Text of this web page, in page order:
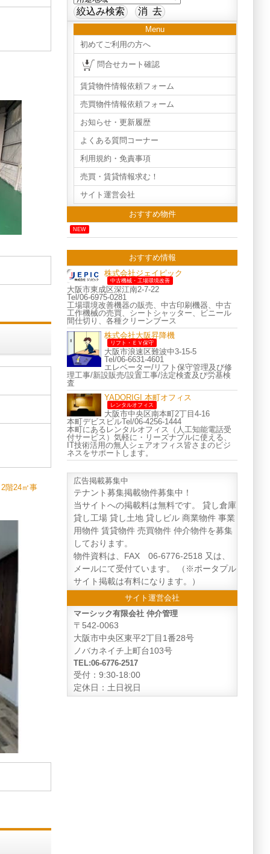
階24㎡事
Menu
初めてご利用の方へ
問合せカート確認
賃貸物件情報依頼フォーム
売買物件情報依頼フォーム
お知らせ・更新履歴
よくある質問コーナー
利用規約・免責事項
売買・賃貸情報求む！
サイト運営会社
おすすめ物件
NEW
おすすめ情報
株式会社ジェイピック
中古機械・工場環境改善
大阪市東成区深江南2-7-22
Tel/06-6975-0281
工場環境改善機器の販売、中古印刷機器、中古
工作機械の売買、シートシャッター、ビニール
間仕切り、各種クリーンブース
株式会社大阪昇降機
リフト・ＥＶ保守
大阪市浪速区難波中3-15-5
Tel/06-6631-4601
エレベーター/リフト保守管理及び修
理工事/新設販売/設置工事/法定検査及び労基検
査
YADORIGI 本町オフィス
レンタルオフィス
大阪市中央区南本町2丁目4-16
本町デビスビルTel/06-4256-1444
本町にあるレンタルオフィス（人工知能電話受
付サービス）気軽に・リーズナブルに使える、
IT技術活用の無人シェアオフィス皆さまのビジ
ネスをサポートします。
広告掲載募集中
テナント募集掲載物件募集中！
当サイトへの掲載料は無料です。 貸し倉庫
貸し工場 貸し土地 貸しビル 商業物件 事業
用物件 賃貸物件 売買物件 仲介物件を募集
しております。
物件資料は、FAX 06-6776-2518 又は、
メールにて受付ています。 （※ポータプル
サイト掲載は有料になります。）
サイト運営会社
マーシック有限会社 仲介管理
〒542-0063
大阪市中央区東平2丁目1番28号
ノバカネイチ上町台103号
TEL:06-6776-2517
受付：9:30-18:00
定休日：土日祝日